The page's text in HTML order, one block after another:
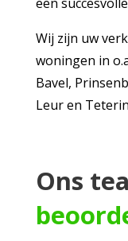
Wij zijn uw
woningen in
Bavel,
Leur en
Ons